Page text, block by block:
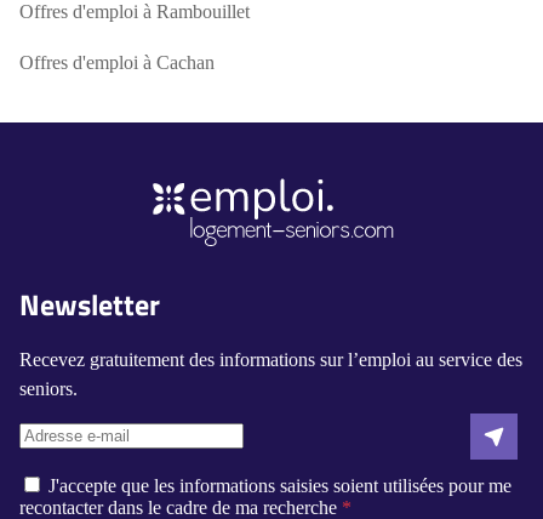
Offres d'emploi à Rambouillet
Offres d'emploi à Cachan
Newsletter
Recevez gratuitement des informations sur l’emploi au service des
seniors.
J'accepte que les informations saisies soient utilisées pour me
recontacter dans le cadre de ma recherche